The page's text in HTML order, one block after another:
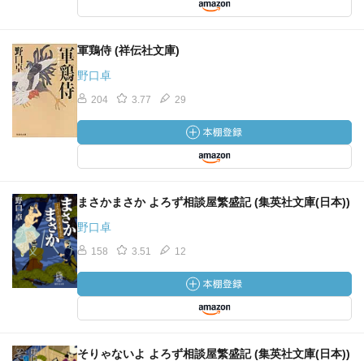
軍鶏侍 (祥伝社文庫)
野口卓
204 3.77 29
まさかまさか よろず相談屋繁盛記 (集英社文庫(日本))
野口卓
158 3.51 12
そりゃないよ よろず相談屋繁盛記 (集英社文庫(日本))